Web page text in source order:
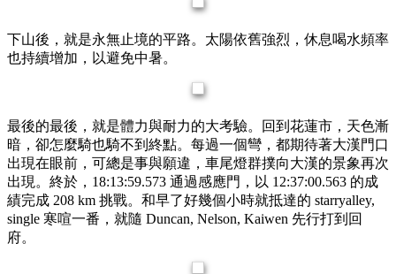
下山後，就是永無止境的平路。太陽依舊強烈，休息喝水頻率
也持續增加，以避免中暑。
最後的最後，就是體力與耐力的大考驗。回到花蓮市，天色漸
暗，卻怎麼騎也騎不到終點。每過一個彎，都期待著大漢門口
出現在眼前，可總是事與願違，車尾燈群撲向大漢的景象再次
出現。終於，18:13:59.573 通過感應門，以 12:37:00.563 的成
績完成 208 km 挑戰。和早了好幾個小時就抵達的 starryalley,
single 寒喧一番，就隨 Duncan, Nelson, Kaiwen 先行打到回
府。